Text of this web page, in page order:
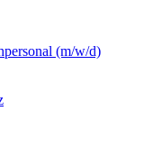
(m/w/d)